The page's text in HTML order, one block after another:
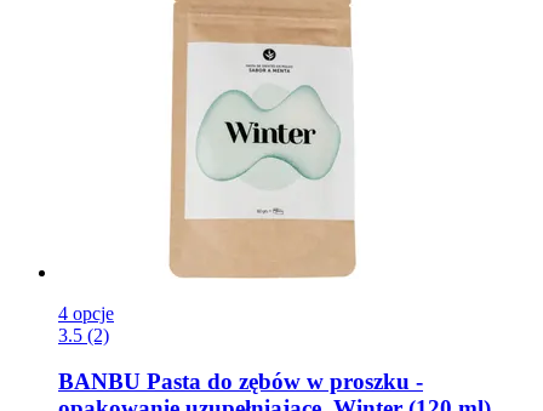
4 opcje
3.5 (2)
BANBU Pasta do zębów w proszku -​